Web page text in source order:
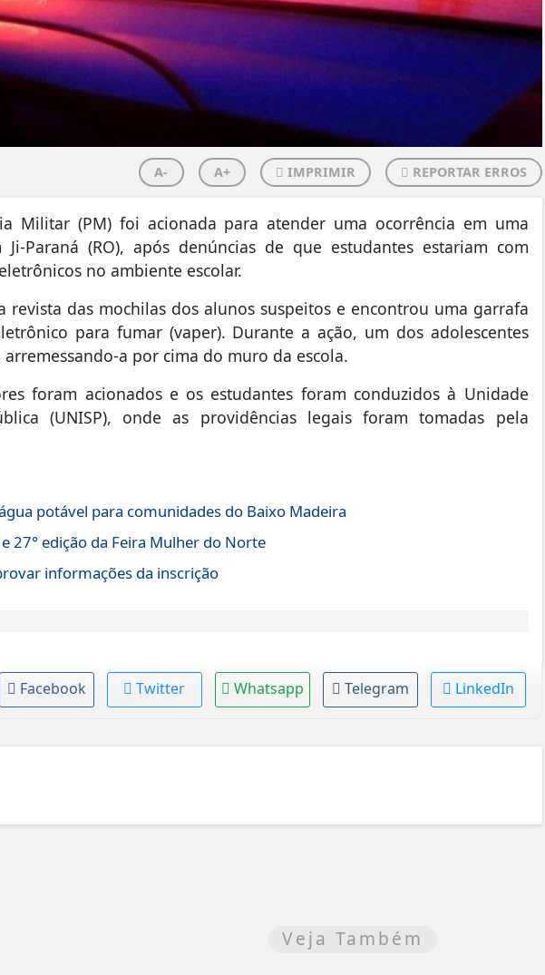
A- A+ IMPRIMIR REPORTAR ERROS
Militar (PM) foi acionada para atender uma ocorrência em uma
Paraná (RO), após denúncias de que estudantes estariam com
no ambiente escolar.
revista das mochilas dos alunos suspeitos e encontrou uma garrafa
para fumar (vaper). Durante a ação, um dos adolescentes
a por cima do muro da escola.
foram acionados e os estudantes foram conduzidos à Unidade
(UNISP), onde as providências legais foram tomadas pela
potável para comunidades do Baixo Madeira
27° edição da Feira Mulher do Norte
informações da inscrição
Facebook Twitter Whatsapp Telegram LinkedIn
Veja Também